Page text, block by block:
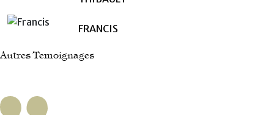
FRANCIS
Autres Temoignages